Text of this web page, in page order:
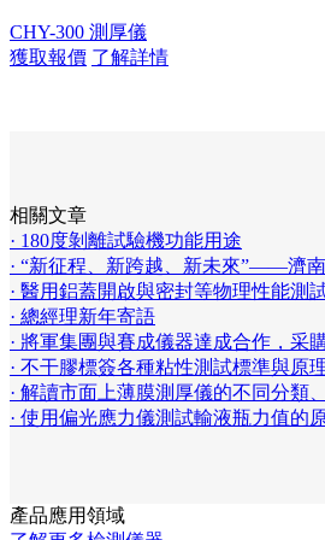
CHY-300 測厚儀
獲取報價 了解詳情
相關文章
· 180度剝離試驗機功能用途
· “新征程、新跨越、新未來”——濟
· 醫用鋁蓋開啟與密封等物理性能測
· 總經理新年寄語
· 將軍集團與賽成儀器達成合作，采
· 不干膠標簽各種粘性測試標準與原
· 解讀市面上薄膜測厚儀的不同分類
· 使用偏光應力儀測試輸液瓶力值的
產品應用領域